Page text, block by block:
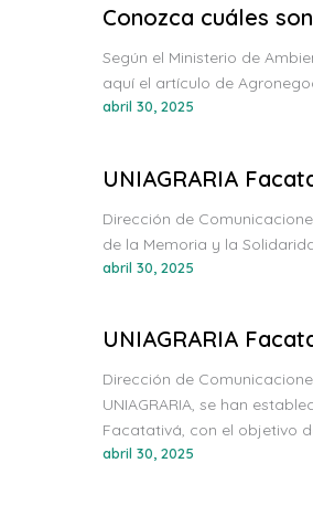
Conozca cuáles
Según el Ministerio de
aquí el artículo de
abril 30, 2025
UNIAGRARIA
Dirección de
de la Memoria y la
abril 30, 2025
UNIAGRARIA
Dirección de
UNIAGRARIA, se han
Facatativá, con el objetivo
abril 30, 2025